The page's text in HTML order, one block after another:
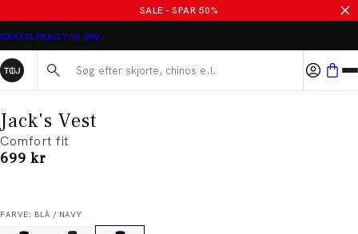
SALE - SPAR 50%
GRATIS FRAGT V/ 499,-
Søg her...
Jack's Vest
Comfort fit
I alt (inkl. rabat)
699 kr
FARVE: BLÅ / NAVY